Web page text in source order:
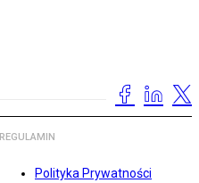
REGULAMIN
Polityka Prywatności